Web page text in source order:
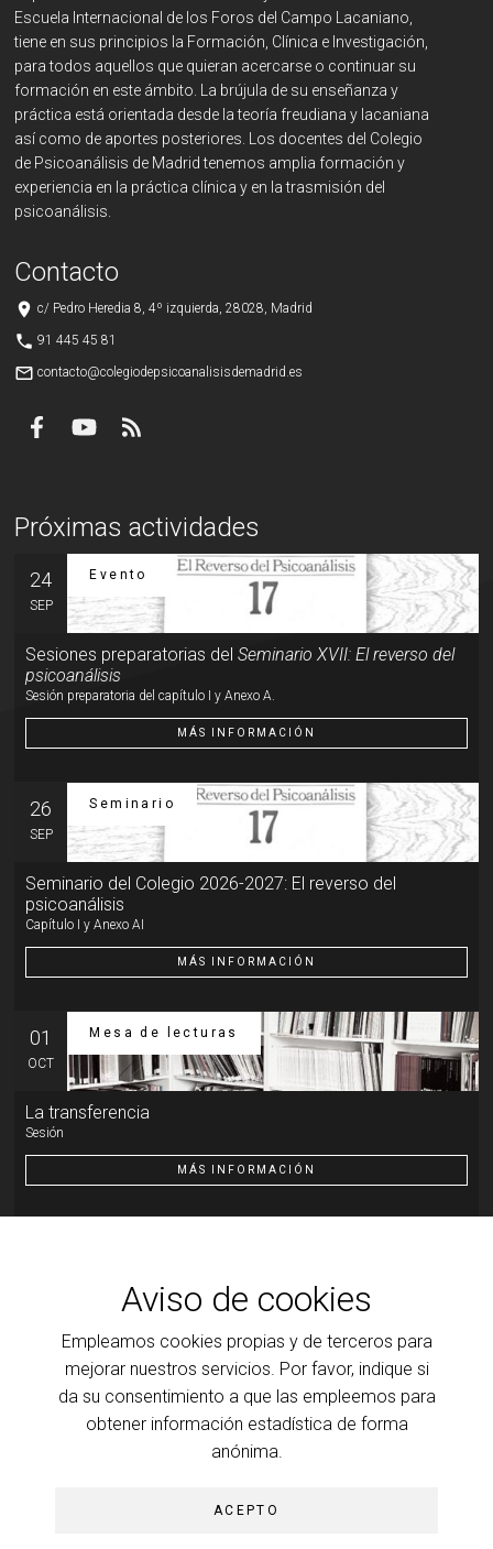
Aviso de cookies
Empleamos cookies propias y de terceros para
mejorar nuestros servicios. Por favor, indique si
da su consentimiento a que las empleemos para
obtener información estadística de forma
anónima.
ACEPTO
Escuela Internacional de los Foros del Campo Lacaniano,
tiene en sus principios la Formación, Clínica e Investigación,
para todos aquellos que quieran acercarse o continuar su
formación en este ámbito. La brújula de su enseñanza y
práctica está orientada desde la teoría freudiana y lacaniana
así como de aportes posteriores. Los docentes del Colegio
de Psicoanálisis de Madrid tenemos amplia formación y
experiencia en la práctica clínica y en la trasmisión del
psicoanálisis.
Contacto
place c/ Pedro Heredia 8, 4º izquierda, 28028, Madrid
phone 91 445 45 81
mail_outline contacto@colegiodepsicoanalisisdemadrid.es
Próximas actividades
24
SEP
Evento
Sesiones preparatorias delSeminario XVII: El reverso del
psicoanálisis
Sesión preparatoria del capítulo I y Anexo A.
MÁS INFORMACIÓN
26
SEP
Seminario
Seminario del Colegio 2026-2027: El reverso del
psicoanálisis
Capítulo I y Anexo AI
MÁS INFORMACIÓN
01
OCT
Mesa de lecturas
La transferencia
Sesión
MÁS INFORMACIÓN
la ilumina
Transferencia: resistencia y motor de la cura
MÁS INFORMACIÓN